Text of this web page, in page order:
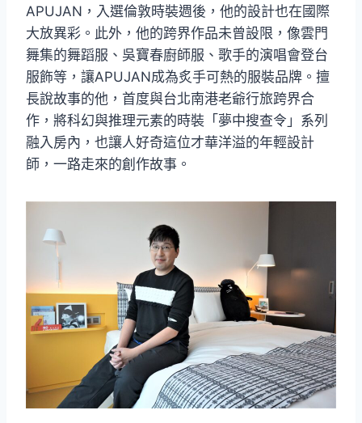
APUJAN，入選倫敦時裝週後，他的設計也在國際
大放異彩。此外，他的跨界作品未曾設限，像雲門
舞集的舞蹈服、吳寶春廚師服、歌手的演唱會登台
服飾等，讓APUJAN成為炙手可熱的服裝品牌。擅
長說故事的他，首度與台北南港老爺行旅跨界合
作，將科幻與推理元素的時裝「夢中搜查令」系列
融入房內，也讓人好奇這位才華洋溢的年輕設計
師，一路走來的創作故事。